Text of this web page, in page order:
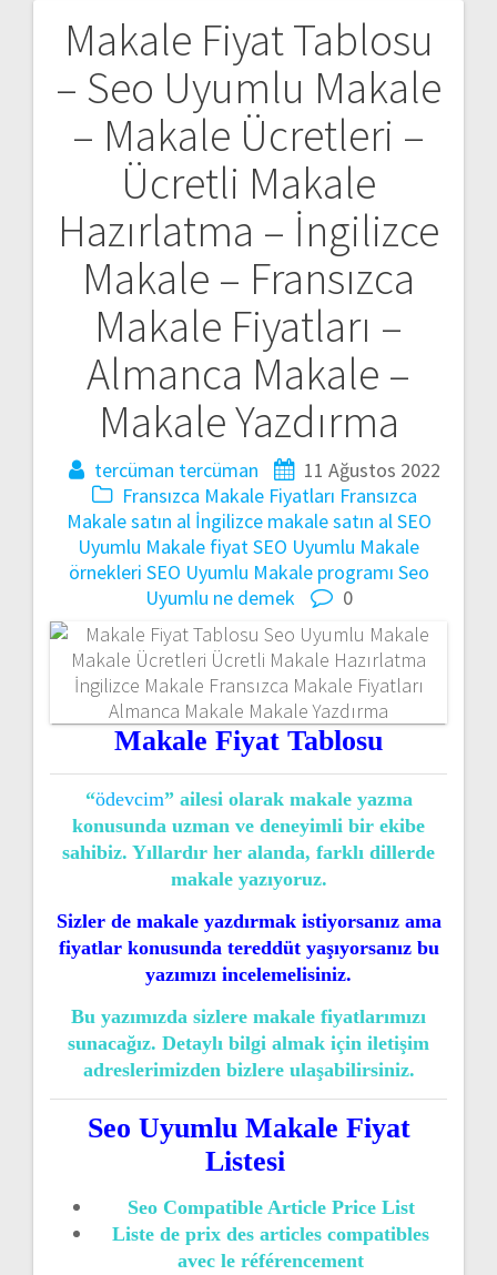
Makale Fiyat Tablosu
– Seo Uyumlu Makale
– Makale Ücretleri –
Ücretli Makale
Hazırlatma – İngilizce
Makale – Fransızca
Makale Fiyatları –
Almanca Makale –
Makale Yazdırma
tercüman tercüman
11 Ağustos 2022
Fransızca Makale Fiyatları Fransızca
Makale satın al İngilizce makale satın alSEO
Uyumlu Makale fiyatSEO Uyumlu Makale
örnekleri SEO Uyumlu Makale programı Seo
Uyumlu ne demek
0
Makale Fiyat Tablosu
“ödevcim” ailesi olarak makale yazma
konusunda uzman ve deneyimli bir ekibe
sahibiz. Yıllardır her alanda, farklı dillerde
makale yazıyoruz.
Sizler de makale yazdırmak istiyorsanız ama
fiyatlar konusunda tereddüt yaşıyorsanız bu
yazımızı incelemelisiniz.
Bu yazımızda sizlere makale fiyatlarımızı
sunacağız. Detaylı bilgi almak için iletişim
adreslerimizden bizlere ulaşabilirsiniz.
Seo Uyumlu Makale Fiyat
Listesi
Seo Compatible Article Price List
Liste de prix des articles compatibles
avec le référencement
Yazı
gezinmesi